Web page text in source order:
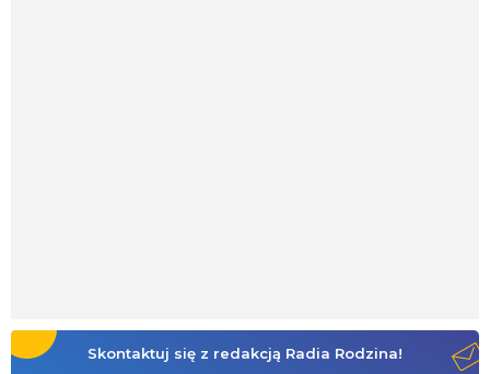
Skontaktuj się z redakcją Radia Rodzina!